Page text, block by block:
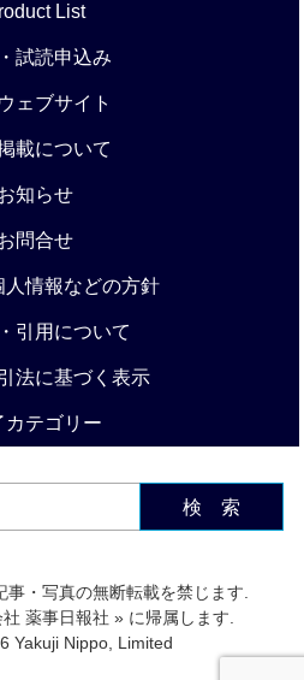
List
試読申込み
ェブサイト
載について
知らせ
問合せ
人情報などの方針
引用について
法に基づく表示
カテゴリー
検 索
事・写真の無断転載を禁じます.
薬事日報社 » に帰属します.
Yakuji Nippo, Limited